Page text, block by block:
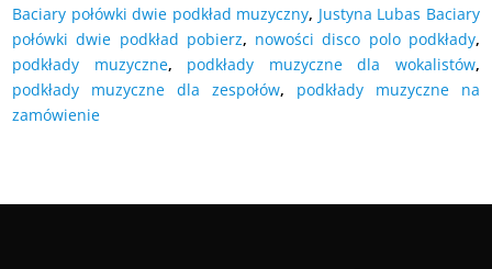
Baciary połówki dwie podkład muzyczny, Justyna Lubas Baciary
połówki dwie podkład pobierz, nowości disco polo podkłady,
podkłady muzyczne, podkłady muzyczne dla wokalistów,
podkłady muzyczne dla zespołów, podkłady muzyczne na
zamówienie